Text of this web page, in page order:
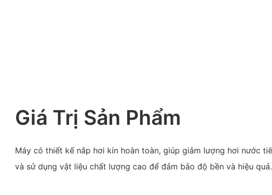
Giá Trị Sản Phẩm
Máy có thiết kế nắp hơi kín hoàn toàn, giúp giảm lượng hơi nước
và sử dụng vật liệu chất lượng cao để đảm bảo độ bền và hiệu quả.